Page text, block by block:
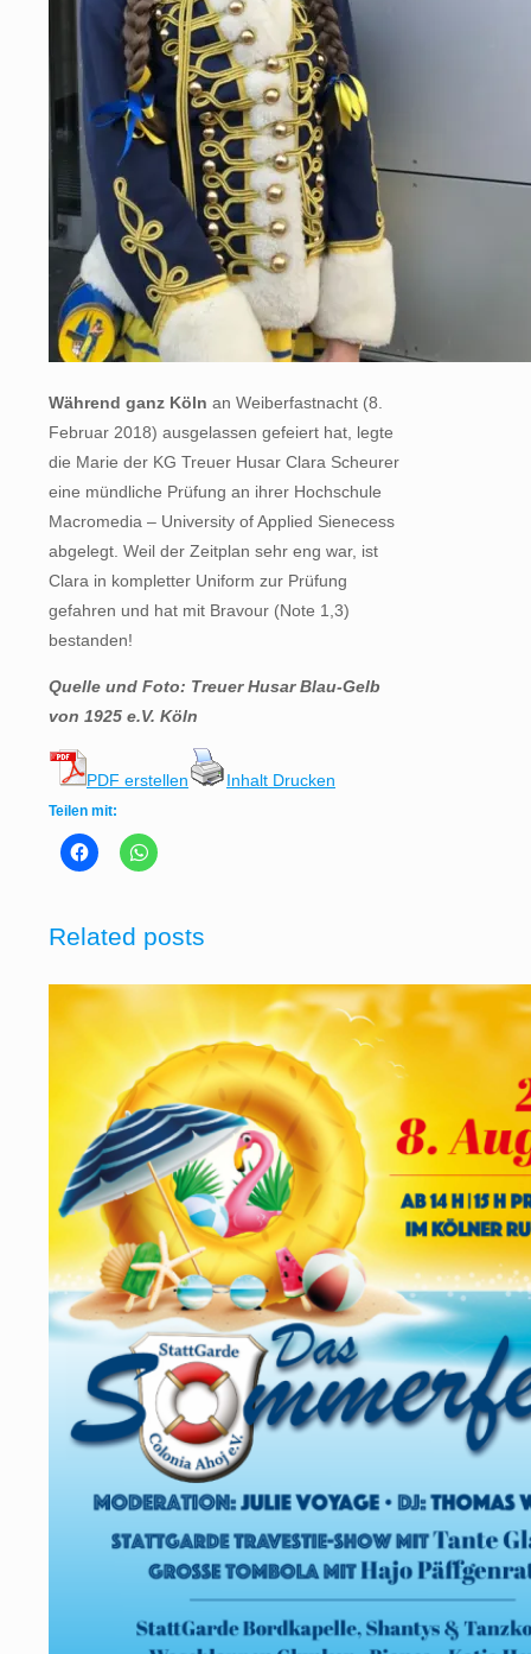
Während ganz Köln an Weiberfastnacht (8.
Februar 2018) ausgelassen gefeiert hat, legte
die Marie der KG Treuer Husar Clara Scheurer
eine mündliche Prüfung an ihrer Hochschule
Macromedia – University of Applied Sienecess
abgelegt. Weil der Zeitplan sehr eng war, ist
Clara in kompletter Uniform zur Prüfung
gefahren und hat mit Bravour (Note 1,3)
bestanden!
Quelle und Foto: Treuer Husar Blau-Gelb
von 1925 e.V. Köln
PDF erstellen Inhalt Drucken
Teilen mit:
Related posts